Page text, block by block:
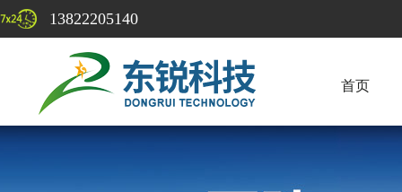
13822205140
首页